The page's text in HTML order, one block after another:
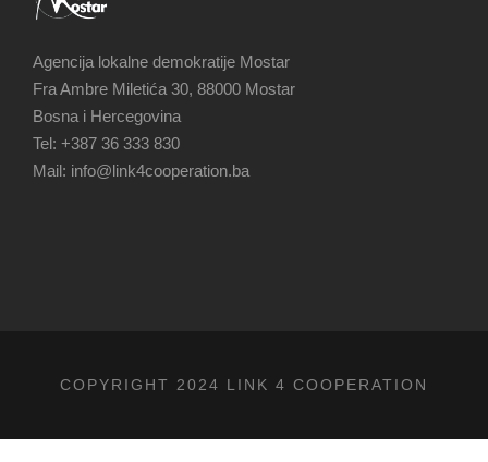
Agencija lokalne demokratije Mostar
Fra Ambre Miletića 30, 88000 Mostar
Bosna i Hercegovina
Tel: +387 36 333 830
Mail: info@link4cooperation.ba
COPYRIGHT 2024 LINK 4 COOPERATION